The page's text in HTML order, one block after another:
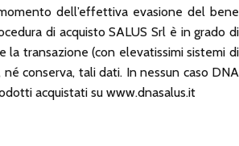
dell’effettiva evasione del bene
di acquisto SALUS Srl è in grado di
la transazione (con elevatissimi sistemi di
conserva, tali dati. In nessun caso DNA
acquistati su www.dnasalus.it